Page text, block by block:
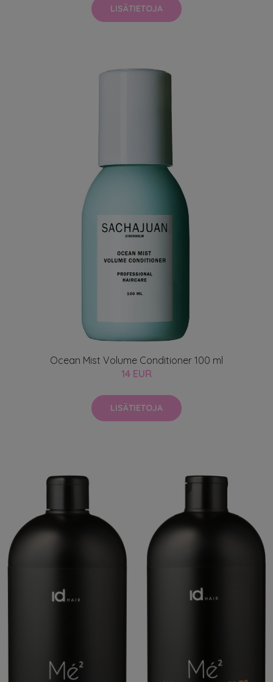
LISÄTIETOJA
Ocean Mist Volume Conditioner 100 ml
14 EUR
LISÄTIETOJA